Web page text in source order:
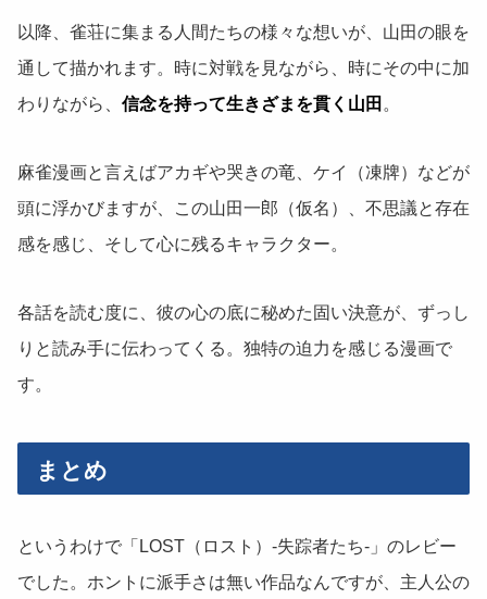
以降、雀荘に集まる人間たちの様々な想いが、山田の眼を
通して描かれます。時に対戦を見ながら、時にその中に加
わりながら、 信念を持って生きざまを貫く山田 。
麻雀漫画と言えばアカギや哭きの竜、ケイ（凍牌）などが
頭に浮かびますが、この山田一郎（仮名）、不思議と存在
感を感じ、そして心に残るキャラクター。
各話を読む度に、彼の心の底に秘めた固い決意が、ずっし
りと読み手に伝わってくる。独特の迫力を感じる漫画で
す。
まとめ
というわけで「LOST（ロスト）-失踪者たち-」のレビー
でした。ホントに派手さは無い作品なんですが、主人公の